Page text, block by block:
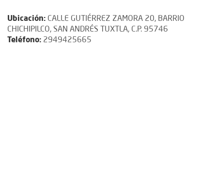
Ubicación: CALLE GUTIÉRREZ ZAMORA 20, BARRIO
CHICHIPILCO, SAN ANDRÉS TUXTLA, C.P. 95746
Teléfono: 2949425665